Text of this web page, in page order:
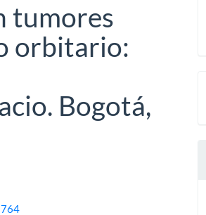
tumores
orbitario:
Bogotá,